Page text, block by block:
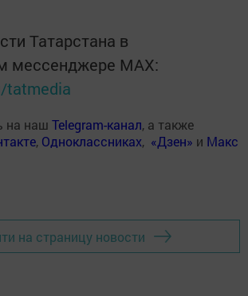
Татарстана в
мессенджере MАХ:
tatmedia
на наш Telegram-канал, а также
, Одноклассниках, «Дзен» и Макс
на страницу новости